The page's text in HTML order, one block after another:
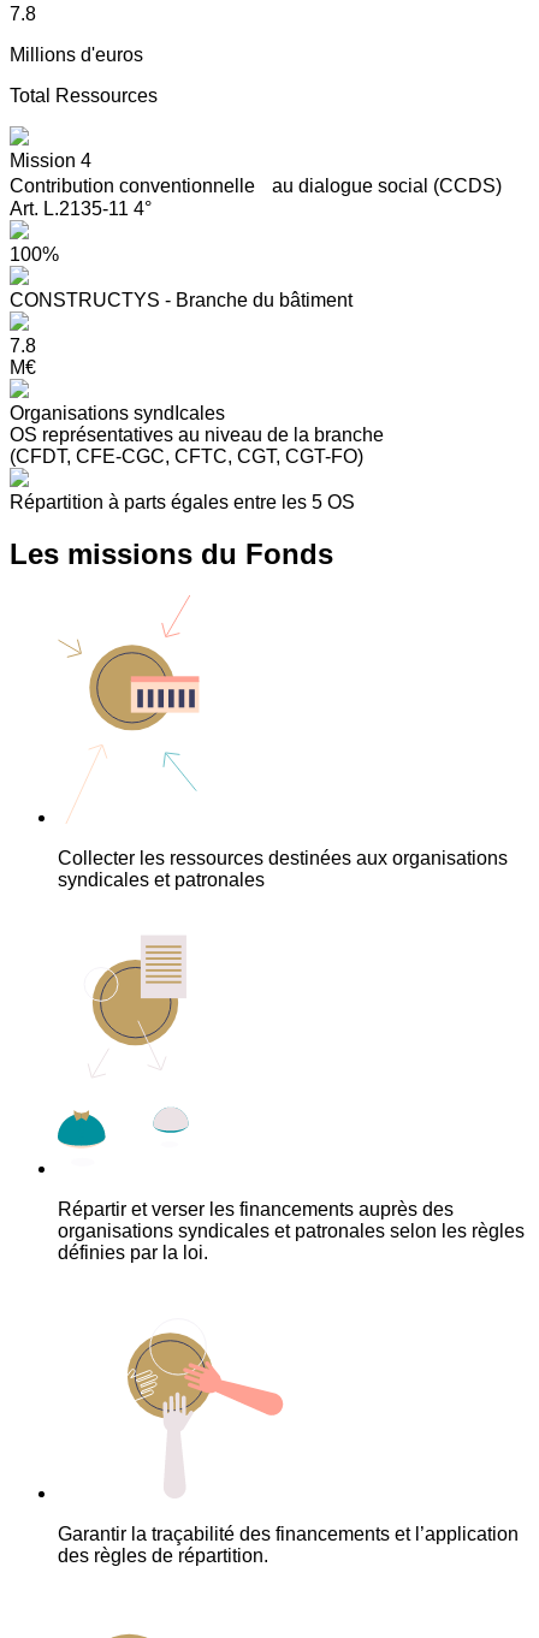
7.8
Millions d'euros
Total Ressources
Mission 4
Contribution conventionnelle au dialogue social (CCDS)
Art. L.2135-11 4°
100%
CONSTRUCTYS - Branche du bâtiment
7.8
M€
Organisations syndIcales
OS représentatives au niveau de la branche
(CFDT, CFE-CGC, CFTC, CGT, CGT-FO)
Répartition à parts égales entre les 5 OS
Les missions du Fonds
Collecter les ressources destinées aux organisations
syndicales et patronales
Répartir et verser les financements auprès des
organisations syndicales et patronales selon les règles
définies par la loi.
Garantir la traçabilité des financements et l’application
des règles de répartition.